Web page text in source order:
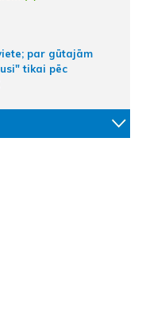
par gūtajām
tikai pēc